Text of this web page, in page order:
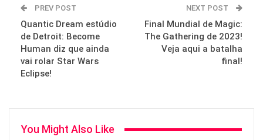
PREV POST
Quantic Dream estúdio
de Detroit: Become
Human diz que ainda
vai rolar Star Wars
Eclipse!
NEXT POST
Final Mundial de Magic:
The Gathering de 2023!
Veja aqui a batalha
final!
You Might Also Like